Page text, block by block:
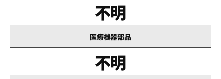
不明
医療機器部品
不明